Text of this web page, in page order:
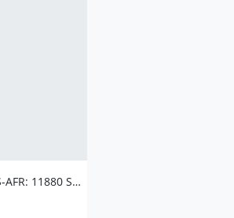
EQS-AFR: 11880 Solutions AG: Vorabbekanntmachung über die Veröffentlichung von Finanzberichten gemäß §§ 114, 115, 117 WpHG